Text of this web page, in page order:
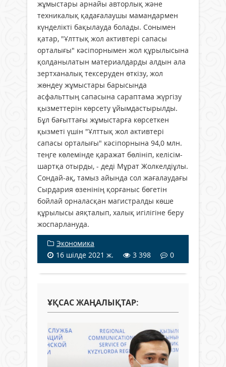
жұмыстары арнайы авторлық және
техникалық қадағалаушы мамандармен
күнделікті бақылауда болады. Сонымен
қатар, "Ұлттық жол активтері сапасы
орталығы" кәсіпорнымен жол құрылысына
қолданылатын материалдарды алдын ала
зертханалық тексеруден өткізу, жол
жөндеу жұмыстары барысында
асфальттың сапасына сараптама жүргізу
қызметтерін көрсету ұйымдастырылды.
Бұл бағыттағы жұмыстарға көрсеткен
қызметі үшін "Ұлттық жол активтері
сапасы орталығы" кәсіпорнына 94,0 млн.
теңге көлемінде қаражат бөлініп, келісім-
шартқа отырды, - деді Мұрат Жолкелдіұлы.
Сондай-ақ, тамыз айында сол жағалаудағы
Сырдария өзенінің қорғаныс бөгетін
бойлай орналасқан магистралды көше
құрылысы аяқталып, халық игілігіне беру
жоспарлануда.
Экономика
16 шілде 2021 ж.
3 398 0
ҰҚСАС ЖАҢАЛЫҚТАР: